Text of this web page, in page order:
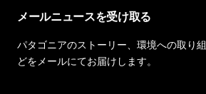
メールニュースを受け取る
パタゴニアのストーリー、環境への取り
どをメールにてお届けします。